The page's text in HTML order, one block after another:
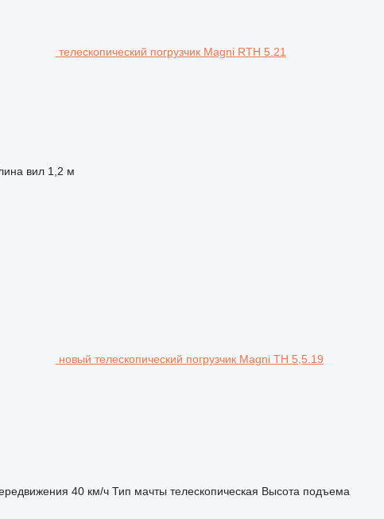
телескопический погрузчик Magni RTH 5.21
вил 1,2 м
новый телескопический погрузчик Magni TH 5,5.19
40 км/ч Тип мачты телескопическая Высота подъема